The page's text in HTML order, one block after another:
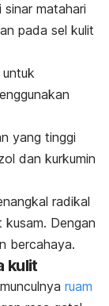
matahari
pada sel kulit
yang tinggi
dan kurkumin
radikal
Dengan
bercahaya.
kulit
ruam